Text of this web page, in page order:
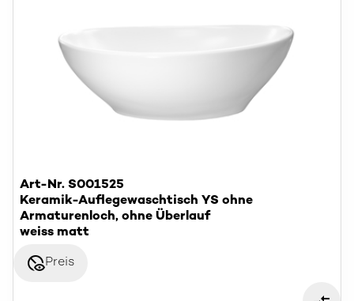
Art-Nr. S001525
Keramik-Auflegewaschtisch YS ohne
Armaturenloch, ohne Überlauf
weiss matt
disabled_visiblePreis